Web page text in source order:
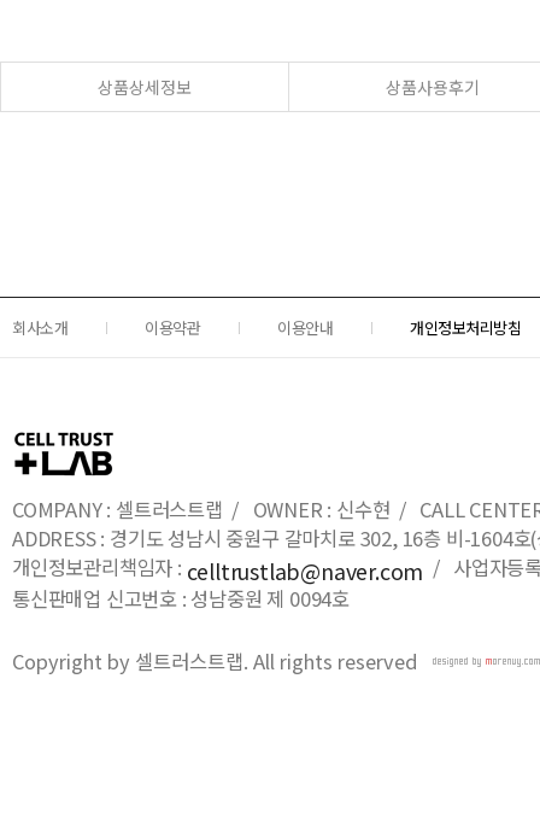
상품상세정보 상품사용후기
회사소개 이용약관 이용안내 개인정보처리방침
COMPANY : 셀트러스트랩 / OWNER : 신수현 / CALL
ADDRESS : 경기도 성남시 중원구 갈마치로 302, 16층 비-1604
개인정보관리책임자 : celltrustlab@naver.com / 사업자등
통신판매업 신고번호 : 성남중원 제 0094호
Copyright by 셀트러스트랩. All rights reserved